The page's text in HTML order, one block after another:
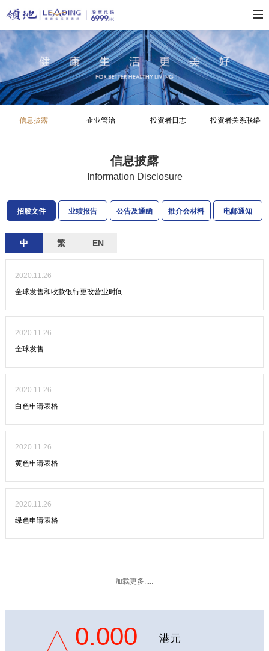
信息披露 企业管治 投资者日志 投资者关系联络
信息披露
Information Disclosure
招股文件 业绩报告 公告及通函 推介会材料 电邮通知
中 繁 EN
2020.11.26
全球发售和收款银行更改营业时间
2020.11.26
全球发售
2020.11.26
白色申请表格
2020.11.26
黄色申请表格
2020.11.26
绿色申请表格
加载更多.....
0.000 港元